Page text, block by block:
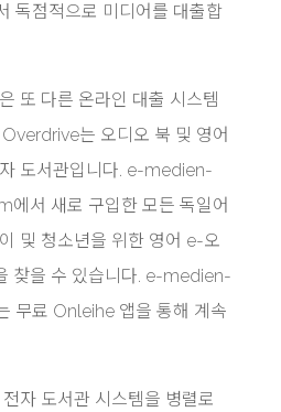
독점적으로 미디어를 대출합
또 다른 온라인 대출 시스템
는 오디오 북 및 영어
도서관입니다. e-medien-
서 새로 구입한 모든 독일어
및 청소년을 위한 영어 e-오
찾을 수 있습니다. e-medien-
무료 Onleihe 앱을 통해 계속
자 도서관 시스템을 병렬로